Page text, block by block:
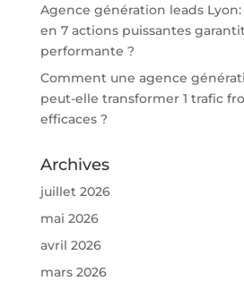
Agence génération leads
en 7 actions puissantes
performante ?
Comment une agence
peut-elle transformer 1 trafic
efficaces ?
Archives
juillet 2026
mai 2026
avril 2026
mars 2026